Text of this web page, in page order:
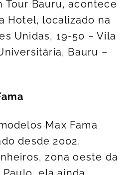
Tour Bauru, acontece
Hotel, localizado na
Unidas, 19-50 – Vila
Bauru –
Max Fama
desde 2002.
zona oeste da